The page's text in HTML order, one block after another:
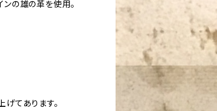
の雄の革を使用。
てあります。